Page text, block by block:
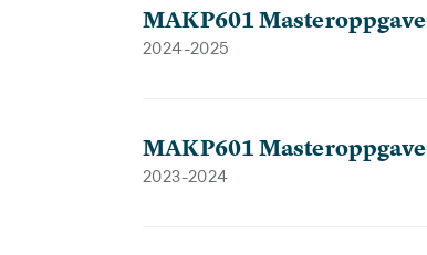
MAKP601 Masteroppgave
2024-2025
MAKP601 Masteroppgave
2023-2024